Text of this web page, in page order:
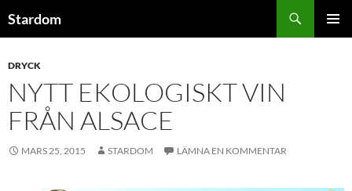
tillStardom
DRYCK
NYTT EKOLOGISKT VIN
FRÅN ALSACE
MARS 25, 2015 STARDOM LÄMNA EN KOMMENTAR